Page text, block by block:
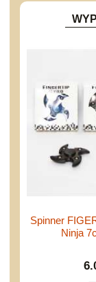
Spinner
Ninja